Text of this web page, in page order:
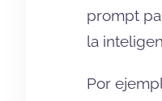
prompt
la
Por